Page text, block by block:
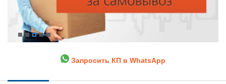
Запросить КП в WhatsApp